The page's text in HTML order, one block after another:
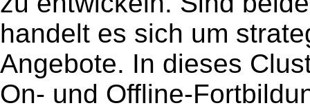
handelt es sich um
Angebote. In dieses
On- und Offline-